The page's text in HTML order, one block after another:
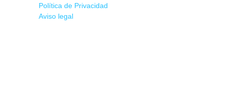
Política de Privacidad
Aviso legal